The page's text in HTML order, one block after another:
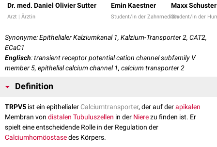
Dr. med. Daniel Olivier Sutter
Arzt | Ärztin
Emin Kaestner
Student/in der Zahnmedizin
Maxx Schuster
Student/in der
Synonyme: Epithelialer Kalziumkanal 1, Kalzium-Transporter 2, CAT2,
ECaC1
Englisch: transient receptor potential cation channel subfamily V
member 5, epithelial calcium channel 1, calcium transporter 2
Definition
TRPV5 ist ein epithelialer Calciumtransporter, der auf derapikalen
Membran von distalen Tubuluszellen in der Nierezu finden ist. Er
spielt eine entscheidende Rolle in der Regulation der
Calciumhomöostasedes Körpers.